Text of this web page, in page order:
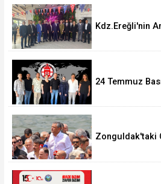
Kdz.Ereğli'nin
24 Temmuz
Zonguldak'taki